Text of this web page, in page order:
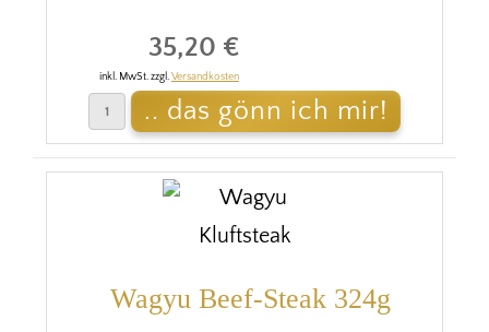
35,20 €
inkl. MwSt. zzgl.Versandkosten
Wagyu Beef-Steak 324g